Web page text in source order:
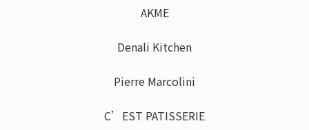
AKME
Denali Kitchen
Pierre Marcolini
C’EST PATISSERIE